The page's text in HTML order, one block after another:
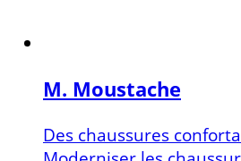
M. Moustache
Des chaussures